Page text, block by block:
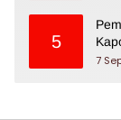
5
7